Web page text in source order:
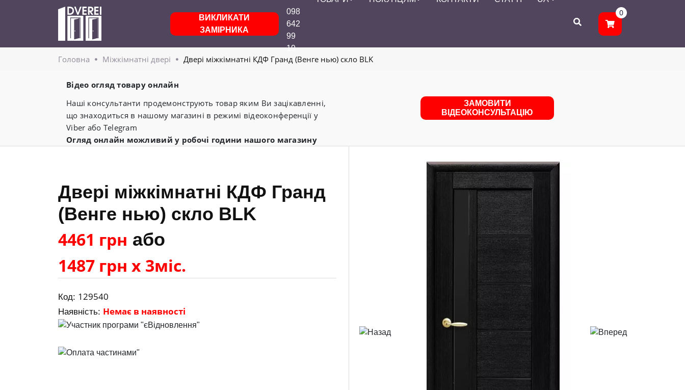
ВИКЛИКАТИ
ЗАМІРНИКА
098
642
99
19
0
Головнa Міжкімнатні двері Двері міжкімнатні КДФ Гранд (Венге нью) скло BLK
Відео огляд товару онлайн
Наші консультанти продемонструють товар яким Ви зацікавленні,
що знаходиться в нашому магазині в режимі відеоконференції у
Viber або Telegram
Огляд онлайн можливий у робочі години нашого магазину
ЗАМОВИТИ
ВІДЕОКОНСУЛЬТАЦІЮ
Двері міжкімнатні КДФ Гранд
(Венге нью) скло BLK
4461 грн або
1487 грн х 3міс.
Код: 129540
Наявність: Немає в наявності